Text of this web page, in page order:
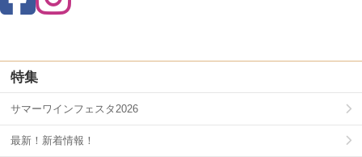
特集
サマーワインフェスタ2026
最新！新着情報！